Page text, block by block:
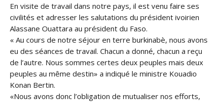
En visite de travail dans notre pays, il est venu faire ses
civilités et adresser les salutations du président ivoirien
Alassane Ouattara au président du Faso.
« Au cours de notre séjour en terre burkinabè, nous avons
eu des séances de travail. Chacun a donné, chacun a reçu
de l’autre. Nous sommes certes deux peuples mais deux
peuples au même destin» a indiqué le ministre Kouadio
Konan Bertin.
«Nous avons donc l’obligation de mutualiser nos efforts,